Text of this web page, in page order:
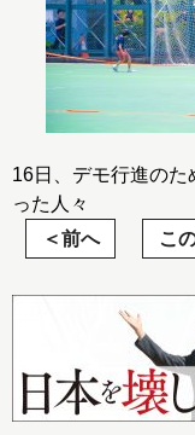
16日、デモ行進の
った人々
前へ
こ